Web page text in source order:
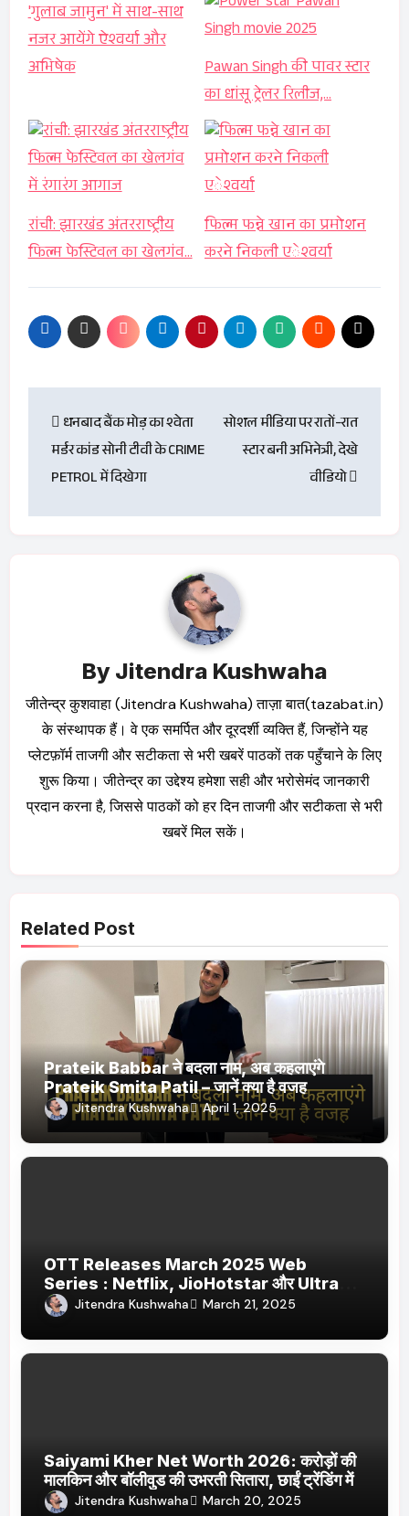
'गुलाब जामुन' में साथ-साथ
नजर आयेंगे ऐश्वर्या और
अभिषेक
Pawan Singh की पावर स्टार
का धांसू ट्रेलर रिलीज,…
रांची: झारखंड अंतरराष्ट्रीय
फिल्म फेस्टिवल का खेलगंव…
फिल्म फन्ने खान का प्रमोशन
करने निकली एेश्वर्या
navigation
धनबाद बैंक मोड़ का श्वेता
मर्डर कांड सोनी टीवी के CRIME
PETROL में दिखेगा
सोशल मीडिया पर रातों-रात
स्टार बनी अभिनेत्री, देखे
वीडियो
By Jitendra Kushwaha
जीतेन्द्र कुशवाहा (Jitendra Kushwaha) ताज़ा बात(tazabat.in)
के संस्थापक हैं। वे एक समर्पित और दूरदर्शी व्यक्ति हैं, जिन्होंने यह
प्लेटफ़ॉर्म ताजगी और सटीकता से भरी खबरें पाठकों तक पहुँचाने के लिए
शुरू किया। जीतेन्द्र का उद्देश्य हमेशा सही और भरोसेमंद जानकारी
प्रदान करना है, जिससे पाठकों को हर दिन ताजगी और सटीकता से भरी
खबरें मिल सकें।
Related Post
Prateik Babbar ने बदला नाम, अब कहलाएंगे
Prateik Smita Patil – जानें क्या है वजह
Jitendra Kushwaha April 1, 2025
OTT Releases March 2025 Web
Series : Netflix, JioHotstar और Ultra
Jhakaas पर नई वेब सीरीज और फिल्में
Jitendra Kushwaha March 21, 2025
Saiyami Kher Net Worth 2026: करोड़ों की
मालकिन और बॉलीवुड की उभरती सितारा, छाईं ट्रेंडिंग में
Jitendra Kushwaha March 20, 2025